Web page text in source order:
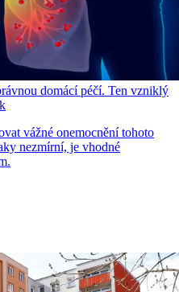
domácí péčí. Ten vzniklý
vážné onemocnění tohoto
nezmírní, je vhodné